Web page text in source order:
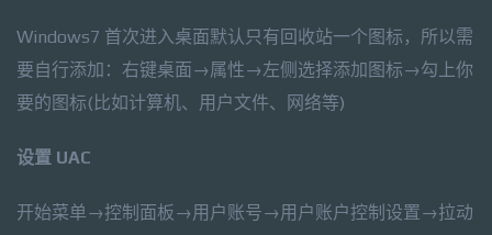
Windows7 首次进入桌面默认只有回收站一个图标，所以需
要自行添加：右键桌面→属性→左侧选择添加图标→勾上你
要的图标(比如计算机、用户文件、网络等)
设置 UAC
开始菜单→控制面板→用户账号→用户账户控制设置→拉动